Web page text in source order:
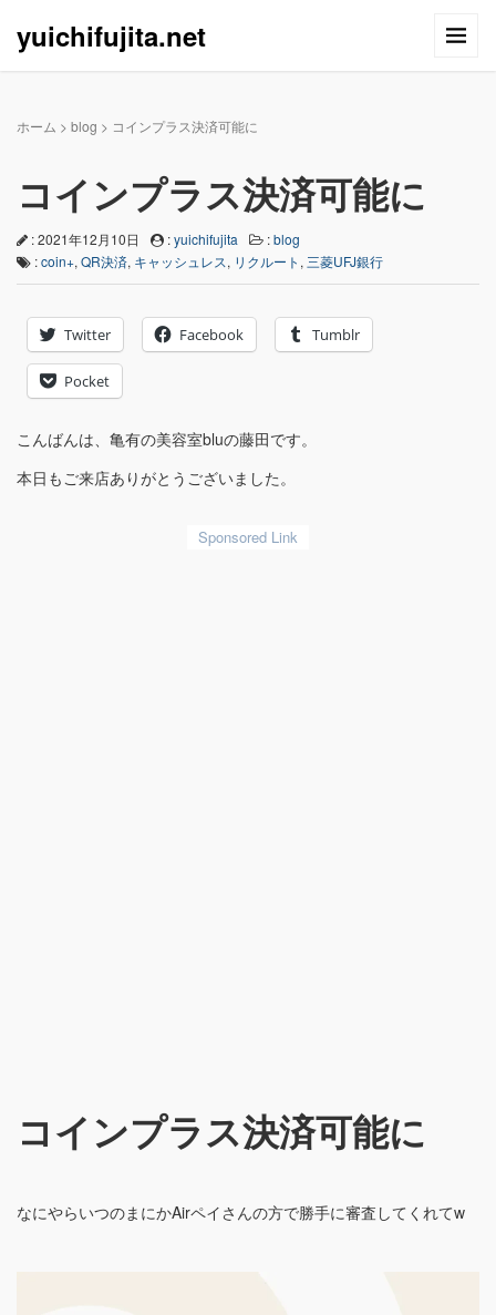
yuichifujita.net
ホーム > blog > コインプラス決済可能に
コインプラス決済可能に
: 2021年12月10日 :yuichifujita :blog
:coin+, QR決済, キャッシュレス, リクルート , 三菱UFJ銀行
Twitter Facebook Tumblr
Pocket
こんばんは、亀有の美容室bluの藤田です。
本日もご来店ありがとうございました。
コインプラス決済可能に
なにやらいつのまにかAirペイさんの方で勝手に審査してくれてw